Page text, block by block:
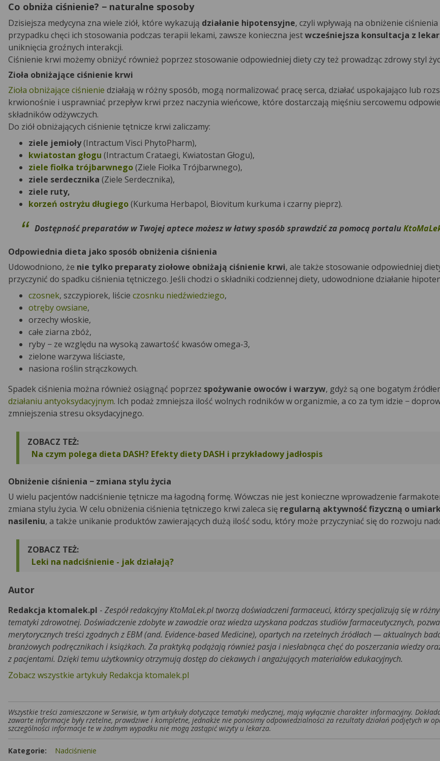
Co obniża ciśnienie? − naturalne sposoby
Dzisiejsza medycyna zna wiele ziół, które wykazują działanie hipotensyjne, czyli wpływają na obniżenie
przypadku chęci ich stosowania podczas terapii lekami, zawsze konieczna jestwcześniejsza konsultacja z
uniknięcia groźnych interakcji.
Ciśnienie krwi możemy obniżyć również poprzez stosowanie odpowiedniej diety czy też prowadząc zdrowy styl
Zioła obniżające ciśnienie krwi
Zioła obniżające ciśnienie działają w różny sposób, mogą normalizować pracę serca, działać uspokajająco lub
krwionośnie i usprawniać przepływ krwi przez naczynia wieńcowe, które dostarczają mięśniu sercowemu
składników odżywczych.
Do ziół obniżających ciśnienie tętnicze krwi zaliczamy:
ziele jemioły(Intractum Visci PhytoPharm),
kwiatostan głogu (Intractum Crataegi, Kwiatostan Głogu),
ziele fiołka trójbarwnego(Ziele Fiołka Trójbarwnego),
ziele serdecznika (Ziele Serdecznika),
ziele ruty,
korzeń ostryżu długiego(Kurkuma Herbapol, Biovitum kurkuma i czarny pieprz).
Dostępność preparatów w Twojej aptece możesz w łatwy sposób sprawdzić za pomocą portalu
Odpowiednia dieta jako sposób obniżenia ciśnienia
Udowodniono, że nie tylko preparaty ziołowe obniżają ciśnienie krwi, ale także stosowanie odpowiedniej
przyczynić do spadku ciśnienia tętniczego. Jeśli chodzi o składniki codziennej diety, udowodnione działanie
czosnek, szczypiorek, liście czosnku niedźwiedziego,
otręby owsiane,
orzechy włoskie,
całe ziarna zbóż,
ryby − ze względu na wysoką zawartość kwasów omega-3,
zielone warzywa liściaste,
nasiona roślin strączkowych.
Spadek ciśnienia można również osiągnąć poprzez spożywanie owoców i warzyw, gdyż są one bogatym
działaniu antyoksydacyjnym. Ich podaż zmniejsza ilość wolnych rodników w organizmie, a co za tym idzie −
zmniejszenia stresu oksydacyjnego.
ZOBACZ TEŻ:
Na czym polega dieta DASH? Efekty diety DASH i przykładowy jadłospis
Obniżenie ciśnienia − zmiana stylu życia
U wielu pacjentów nadciśnienie tętnicze ma łagodną formę. Wówczas nie jest konieczne wprowadzenie
zmiana stylu życia. W celu obniżenia ciśnienia tętniczego krwi zaleca się regularną aktywność fizyczną o
nasileniu, a także unikanie produktów zawierających dużą ilość sodu, który może przyczyniać się do rozwoju
ZOBACZ TEŻ:
Leki na nadciśnienie - jak działają?
Autor
Redakcja ktomalek.pl - Zespół redakcyjny KtoMaLek.pl tworzą doświadczeni farmaceuci, którzy specjalizują się w
tematyki zdrowotnej. Doświadczenie zdobyte w zawodzie oraz wiedza uzyskana podczas studiów farmaceutycznych,
merytorycznych treści zgodnych z EBM (and. Evidence-based Medicine), opartych na rzetelnych źródłach — aktualnych
branżowych podręcznikach i książkach. Za praktyką podążają również pasja i niesłabnąca chęć do poszerzania wiedzy
z pacjentami. Dzięki temu użytkownicy otrzymują dostęp do ciekawych i angażujących materiałów edukacyjnych.
Zobacz wszystkie artykuły Redakcja ktomalek.pl
Wszystkie treści zamieszczone w Serwisie, w tym artykuły dotyczące tematyki medycznej, mają wyłącznie charakter informacyjny.
zawarte informacje były rzetelne, prawdziwe i kompletne, jednakże nie ponosimy odpowiedzialności za rezultaty działań podjętych w
szczególności informacje te w żadnym wypadku nie mogą zastąpić wizyty u lekarza.
Kategorie:
Nadciśnienie